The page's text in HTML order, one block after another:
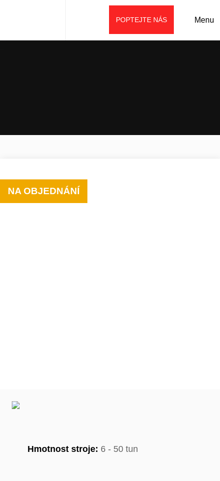
Menu
POPTEJTE NÁS
NA OBJEDNÁNÍ
Hmotnost stroje: 6 - 50 tun